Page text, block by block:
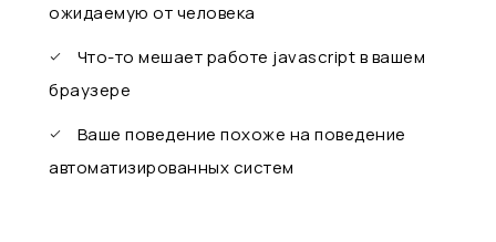
ожидаемую от человека
Что-то мешает работе javascript в вашем
браузере
Ваше поведение похоже на поведение
автоматизированных систем